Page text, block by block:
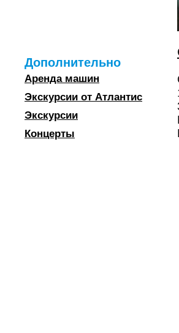
Дополнительно
Аренда машин
Экскурсии от Атлантис
Экскурсии
Концерты